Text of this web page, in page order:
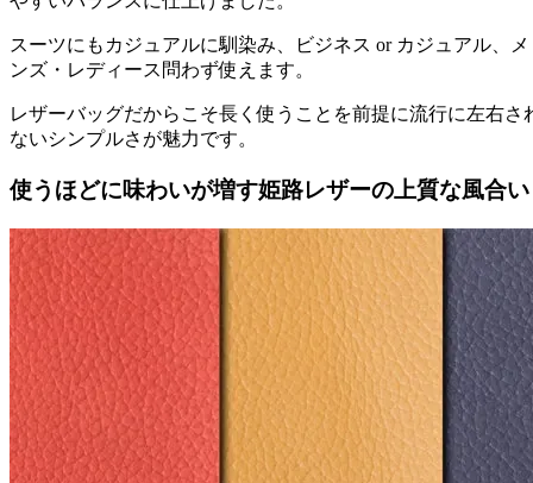
スーツにもカジュアルに馴染み、ビジネス or カジュアル、メ
ンズ・レディース問わず使えます。
レザーバッグだからこそ長く使うことを前提に流行に左右さ
ないシンプルさが魅力です。
使うほどに味わいが増す姫路レザーの上質な風合い